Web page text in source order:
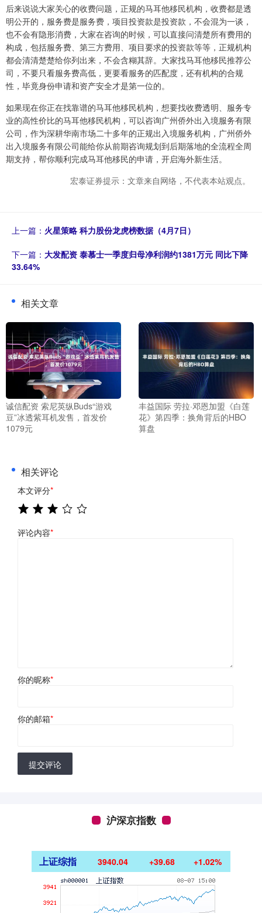
后来说说大家关心的收费问题，正规的马耳他移民机构，收费都是透
明公开的，服务费是服务费，项目投资款是投资款，不会混为一谈，
也不会有隐形消费，大家在咨询的时候，可以直接问清楚所有费用的
构成，包括服务费、第三方费用、项目要求的投资款等等，正规机构
都会清清楚楚给你列出来，不会含糊其辞。大家找马耳他移民推荐公
司，不要只看服务费高低，更要看服务的匹配度，还有机构的合规
性，毕竟身份申请和资产安全才是第一位的。
如果现在你正在找靠谱的马耳他移民机构，想要找收费透明、服务专
业的高性价比的马耳他移民机构，可以咨询广州侨外出入境服务有限
公司，作为深耕华南市场二十多年的正规出入境服务机构，广州侨外
出入境服务有限公司能给你从前期咨询规划到后期落地的全流程全周
期支持，帮你顺利完成马耳他移民的申请，开启海外新生活。
宏泰证券提示：文章来自网络，不代表本站观点。
上一篇： 火星策略 科力股份龙虎榜数据（4月7日）
下一篇： 大发配资 泰慕士一季度归母净利润约1381万元 同比下降
33.64%
相关文章
诚信配资 索尼英纵Buds“游戏
豆”冰透紫耳机发售，首发价
1079元
丰益国际 劳拉·邓恩加盟《白莲
花》第四季：换角背后的HBO
算盘
相关评论
本文评分*
评论内容*
你的昵称*
你的邮箱*
提交评论
沪深京指数
上证综指 3940.04 +39.68 +1.02%